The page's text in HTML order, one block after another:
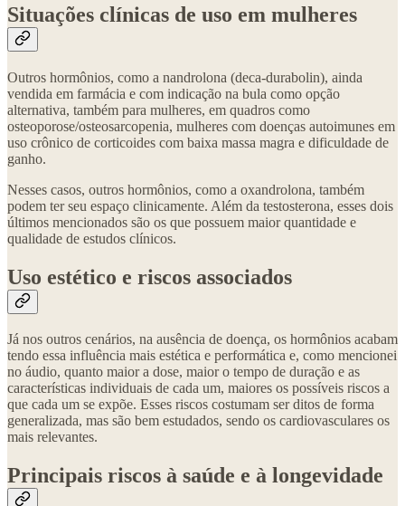
Situações clínicas de uso em mulheres
Outros hormônios, como a nandrolona (deca-durabolin), ainda
vendida em farmácia e com indicação na bula como opção
alternativa, também para mulheres, em quadros como
osteoporose/osteosarcopenia, mulheres com doenças autoimunes em
uso crônico de corticoides com baixa massa magra e dificuldade de
ganho.
Nesses casos, outros hormônios, como a oxandrolona, também
podem ter seu espaço clinicamente. Além da testosterona, esses dois
últimos mencionados são os que possuem maior quantidade e
qualidade de estudos clínicos.
Uso estético e riscos associados
Já nos outros cenários, na ausência de doença, os hormônios acabam
tendo essa influência mais estética e performática e, como mencionei
no áudio, quanto maior a dose, maior o tempo de duração e as
características individuais de cada um, maiores os possíveis riscos a
que cada um se expõe. Esses riscos costumam ser ditos de forma
generalizada, mas são bem estudados, sendo os cardiovasculares os
mais relevantes.
Principais riscos à saúde e à longevidade